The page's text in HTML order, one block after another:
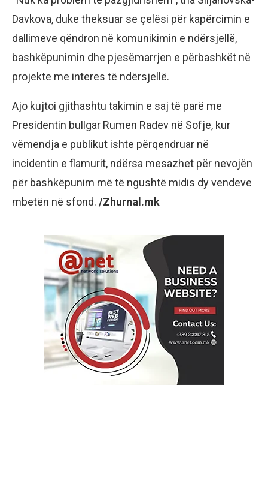
Davkova, duke theksuar se çelësi për kapërcimin e
dallimeve qëndron në komunikimin e ndërsjellë,
bashkëpunimin dhe pjesëmarrjen e përbashkët në
projekte me interes të ndërsjellë.
Ajo kujtoi gjithashtu takimin e saj të parë me
Presidentin bullgar Rumen Radev në Sofje, kur
vëmendja e publikut ishte përqendruar në
incidentin e flamurit, ndërsa mesazhet për nevojën
për bashkëpunim më të ngushtë midis dy vendeve
mbetën në sfond. /Zhurnal.mk